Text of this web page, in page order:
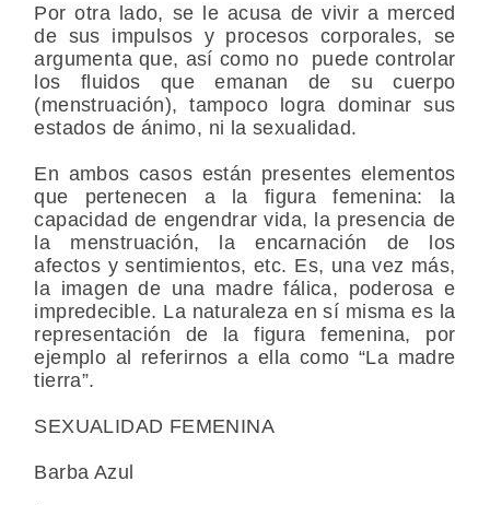
Por otra lado, se le acusa de vivir a merced
de sus impulsos y procesos corporales, se
argumenta que, así como no puede controlar
los fluidos que emanan de su cuerpo
(menstruación), tampoco logra dominar sus
estados de ánimo, ni la sexualidad.
En ambos casos están presentes elementos
que pertenecen a la figura femenina: la
capacidad de engendrar vida, la presencia de
la menstruación, la encarnación de los
afectos y sentimientos, etc. Es, una vez más,
la imagen de una madre fálica, poderosa e
impredecible. La naturaleza en sí misma es la
representación de la figura femenina, por
ejemplo al referirnos a ella como “La madre
tierra”.
SEXUALIDAD FEMENINA
Barba Azul